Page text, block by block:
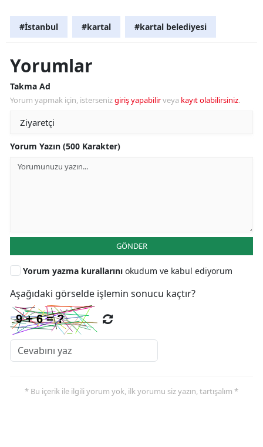
#İstanbul #kartal #kartal belediyesi
Yorumlar
Takma Ad
Yorum yapmak için, istersenizgiriş yapabilirveya kayıt olabilirsiniz.
Yorum Yazın (500 Karakter)
GÖNDER
Yorum yazma kurallarını okudum ve kabul ediyorum
Aşağıdaki görselde işlemin sonucu kaçtır?
* Bu içerik ile ilgili yorum yok, ilk yorumu siz yazın, tartışalım *